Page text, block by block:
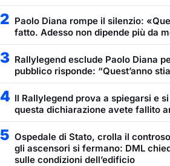
2 Paolo Diana rompe il silenzio:
fatto. Adesso non dipende più da
3 Rallylegend esclude Paolo Diana
pubblico risponde: “Quest’anno
4 Il Rallylegend prova a spiegarsi e
questa dichiarazione avete fallito
5 Ospedale di Stato, crolla il
gli ascensori si fermano: DML
sulle condizioni dell’edificio